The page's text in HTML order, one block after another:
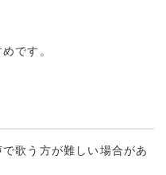
です。
歌う方が難しい場合があ